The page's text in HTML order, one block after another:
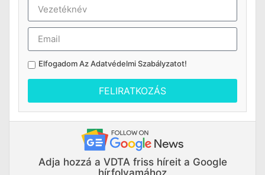
Elfogadom AzAdatvédelmi Szabályzatot!
FELIRATKOZÁS
Adja hozzá a VDTA friss híreit a Google
hírfolyamához